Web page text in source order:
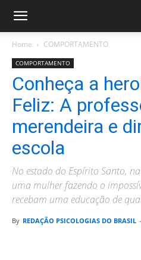
Home COMPORTAMENTO
COMPORTAMENTO
Conheça a
Feliz: A
merendeira e
escola
No estado do Espírito Santo,
uma mulher fazendo o
recebam uma educação de
By REDAÇÃO PSICOLOGIAS DO BRASIL -